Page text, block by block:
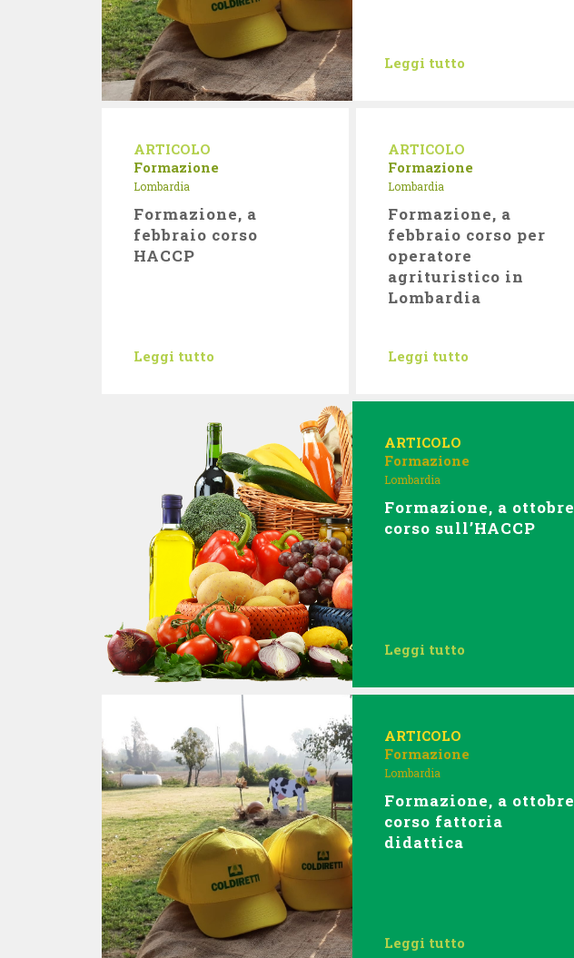
Leggi tutto
ARTICOLO
Formazione
Lombardia
Formazione, a
febbraio corso
HACCP
Leggi tutto
ARTICOLO
Formazione
Lombardia
Formazione, a
febbraio corso per
operatore
agrituristico in
Lombardia
Leggi tutto
ARTICOLO
Formazione
Lombardia
Formazione, a ottobre
corso sull’HACCP
Leggi tutto
ARTICOLO
Formazione
Lombardia
Formazione, a ottobre
corso fattoria
didattica
Leggi tutto